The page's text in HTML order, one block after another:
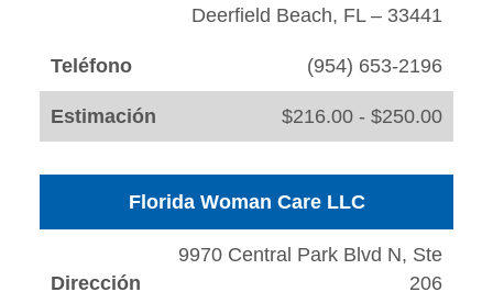
Deerfield Beach, FL – 33441
Teléfono (954) 653-2196
Estimación $216.00 - $250.00
Florida Woman Care LLC
Dirección
9970 Central Park Blvd N, Ste
206